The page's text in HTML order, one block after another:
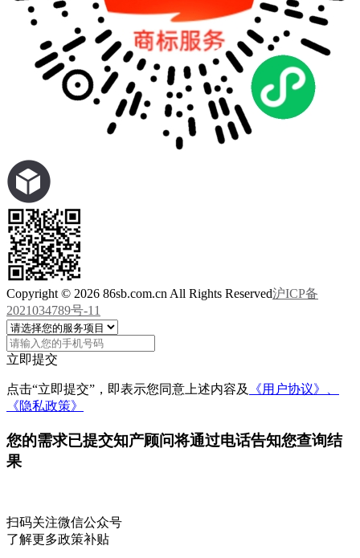
Copyright © 2026 86sb.com.cn All Rights Reserved沪ICP备
2021034789号-11
立即提交
点击“立即提交”，即表示您同意上述内容及
《用户协议》、
《隐私政策》
您的需求已提交知产顾问将通过电话告知您查询结
果
扫码关注微信公众号
了解更多政策补贴